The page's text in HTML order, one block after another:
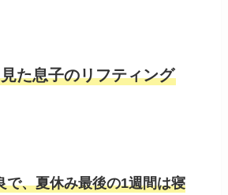
た息子のリフティング
で、夏休み最後の1週間は寝